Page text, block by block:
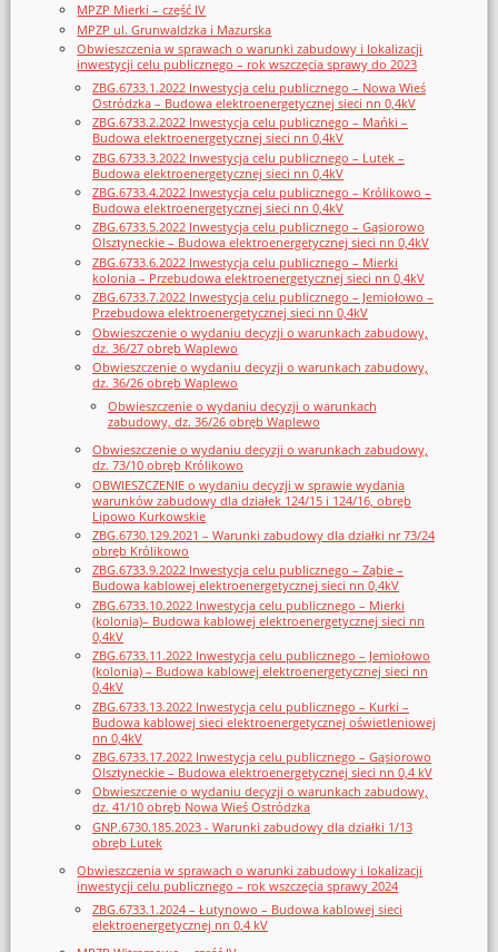
MPZP Mierki – część IV
MPZP ul. Grunwaldzka i Mazurska
Obwieszczenia w sprawach o warunki zabudowy i lokalizacji
inwestycji celu publicznego – rok wszczęcia sprawy do 2023
ZBG.6733.1.2022 Inwestycja celu publicznego – Nowa Wieś
Ostródzka – Budowa elektroenergetycznej sieci nn 0,4kV
ZBG.6733.2.2022 Inwestycja celu publicznego – Mańki –
Budowa elektroenergetycznej sieci nn 0,4kV
ZBG.6733.3.2022 Inwestycja celu publicznego – Lutek –
Budowa elektroenergetycznej sieci nn 0,4kV
ZBG.6733.4.2022 Inwestycja celu publicznego – Królikowo –
Budowa elektroenergetycznej sieci nn 0,4kV
ZBG.6733.5.2022 Inwestycja celu publicznego – Gąsiorowo
Olsztyneckie – Budowa elektroenergetycznej sieci nn 0,4kV
ZBG.6733.6.2022 Inwestycja celu publicznego – Mierki
kolonia – Przebudowa elektroenergetycznej sieci nn 0,4kV
ZBG.6733.7.2022 Inwestycja celu publicznego – Jemiołowo –
Przebudowa elektroenergetycznej sieci nn 0,4kV
Obwieszczenie o wydaniu decyzji o warunkach zabudowy,
dz. 36/27 obręb Waplewo
Obwieszczenie o wydaniu decyzji o warunkach zabudowy,
dz. 36/26 obręb Waplewo
Obwieszczenie o wydaniu decyzji o warunkach
zabudowy, dz. 36/26 obręb Waplewo
Obwieszczenie o wydaniu decyzji o warunkach zabudowy,
dz. 73/10 obręb Królikowo
OBWIESZCZENIE o wydaniu decyzji w sprawie wydania
warunków zabudowy dla działek 124/15 i 124/16, obręb
Lipowo Kurkowskie
ZBG.6730.129.2021 – Warunki zabudowy dla działki nr 73/24
obręb Królikowo
ZBG.6733.9.2022 Inwestycja celu publicznego – Ząbie –
Budowa kablowej elektroenergetycznej sieci nn 0,4kV
ZBG.6733.10.2022 Inwestycja celu publicznego – Mierki
(kolonia)– Budowa kablowej elektroenergetycznej sieci nn
0,4kV
ZBG.6733.11.2022 Inwestycja celu publicznego – Jemiołowo
(kolonia) – Budowa kablowej elektroenergetycznej sieci nn
0,4kV
ZBG.6733.13.2022 Inwestycja celu publicznego – Kurki –
Budowa kablowej sieci elektroenergetycznej oświetleniowej
nn 0,4kV
ZBG.6733.17.2022 Inwestycja celu publicznego – Gąsiorowo
Olsztyneckie – Budowa elektroenergetycznej sieci nn 0,4 kV
Obwieszczenie o wydaniu decyzji o warunkach zabudowy,
dz. 41/10 obręb Nowa Wieś Ostródzka
GNP.6730.185.2023 - Warunki zabudowy dla działki 1/13
obręb Lutek
Obwieszczenia w sprawach o warunki zabudowy i lokalizacji
inwestycji celu publicznego – rok wszczęcia sprawy 2024
ZBG.6733.1.2024 – Łutynowo – Budowa kablowej sieci
elektroenergetycznej nn 0,4 kV